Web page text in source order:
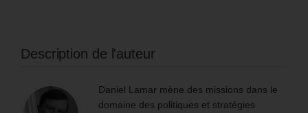
Description de l'auteur
Daniel Lamar mène des missions dans le
domaine des politiques et stratégies